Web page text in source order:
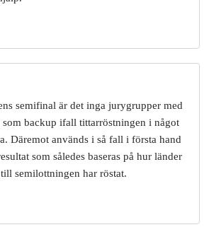
semifinal är det inga jurygrupper med
som backup ifall tittarröstningen i något
Däremot används i så fall i första hand
som således baseras på hur länder
semilottningen har röstat.